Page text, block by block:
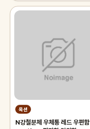
옥션
N강철분체 우체통 레드 우편함